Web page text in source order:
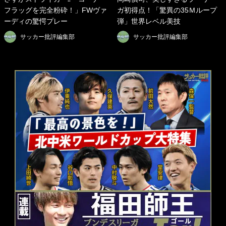
フラッグを完全粉砕！」FWヴァ
ーディの驚愕プレー
サッカー批評編集部
ガ初得点！「驚異の35Ｍループ
弾」世界レベル美技
サッカー批評編集部